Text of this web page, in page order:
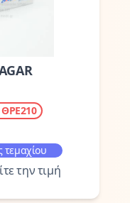
ΘΡΕ210
τεμαχίου
την τιμή